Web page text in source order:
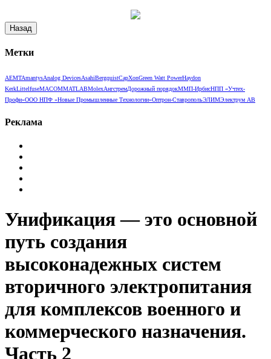
Метки
AEMTAmantysAnalog DevicesAsahiBergquistCapXonGreen Watt PowerHaydon
KerkLittelfuseMACOMMATLABMolexАнгстремДорожный порядокММП-ИрбисНПП «Учтех-
Профи»ООО НПФ «Новые Промышленные Технологии»Оптрон-СтавропольЭЛИМЭлектрум АВ
Реклама
Унификация — это основной
путь создания
высоконадежных систем
вторичного электропитания
для комплексов военного и
коммерческого назначения.
Часть 2